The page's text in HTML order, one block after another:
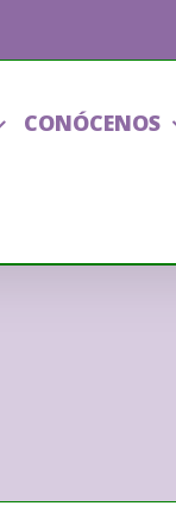
CONÓCENOS